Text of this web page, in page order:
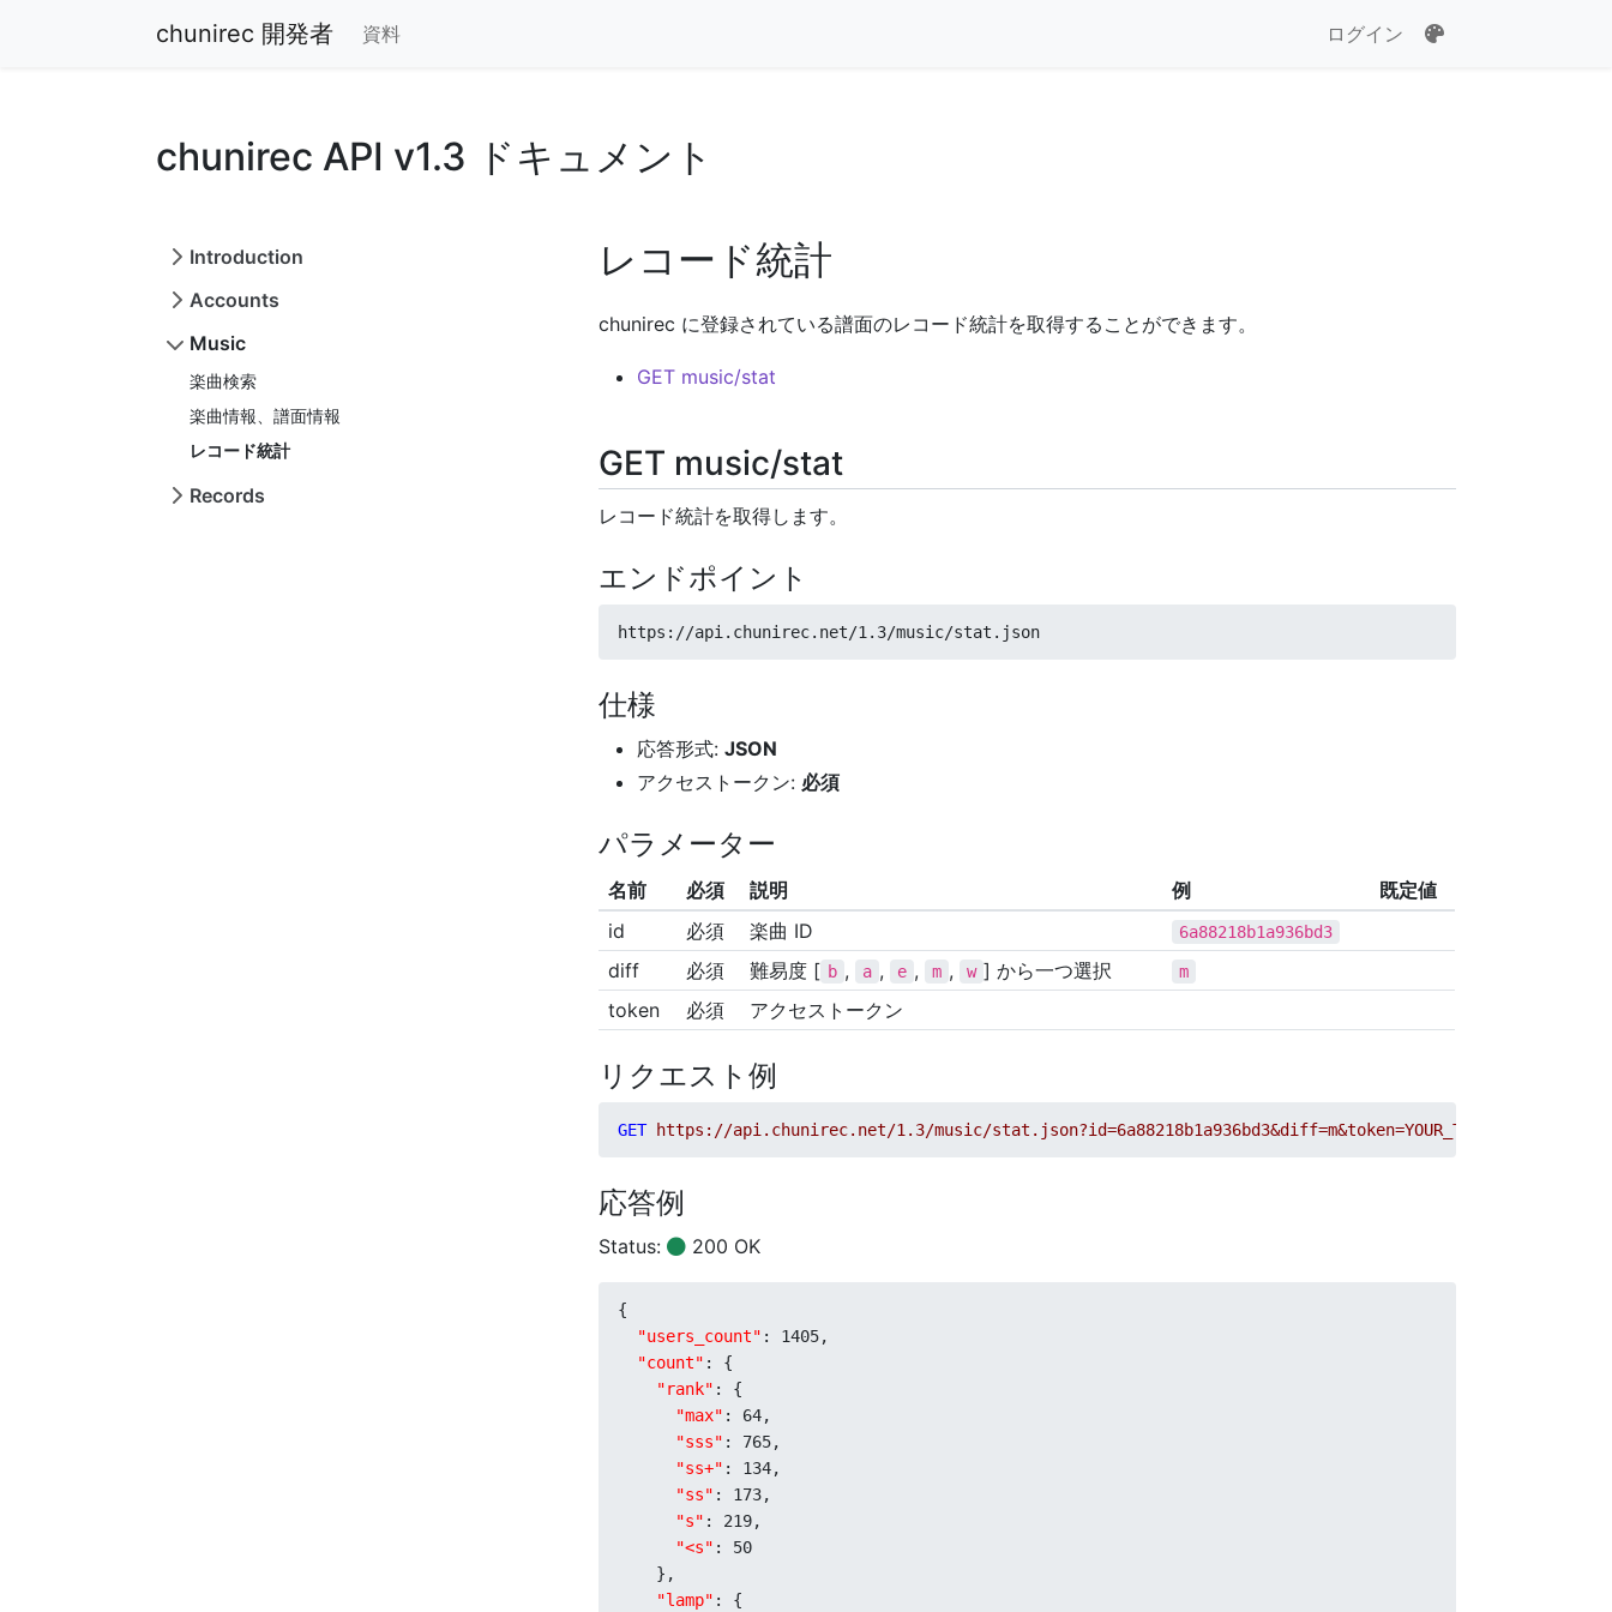
chunirec 開発者 資料 ログイン
chunirec API v1.3 ドキュメント
Introduction
Accounts
Music
楽曲検索
楽曲情報、譜面情報
レコード統計
Records
レコード統計
chunirec に登録されている譜面のレコード統計を取得することができます。
GET music/stat
GET music/stat
レコード統計を取得します。
エンドポイント
https://api.chunirec.net/1.3/music/stat.json
仕様
応答形式:JSON
アクセストークン: 必須
パラメーター
名前 必須 説明 例
既定値
id
必須 楽曲 ID 6a88218b1a936bd3
diff 必須 難易度 [ b , a , e , m , w ] から一つ選択 m
token 必須 アクセストークン
リクエスト例
GET https://api.chunirec.net/1.3/music/stat.json?id=6a88218b1a936bd3&diff=m&token=YOUR_TOKEN
応答例
Status: 200 OK
{
"users_count" : 1405,
"count" : {
"rank" : {
"max" : 64,
"sss" : 765,
"ss+" : 134,
"ss" : 173,
"s" : 219,
"<s" : 50
    },
"lamp" : {